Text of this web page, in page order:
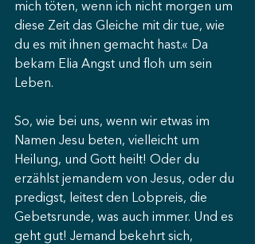
mich töten, wenn ich nicht morgen um
diese Zeit das Gleiche mit dir tue, wie
du es mit ihnen gemacht hast.« Da
bekam Elia Angst und floh um sein
Leben.
So, wie bei uns, wenn wir etwas im
Namen Jesu beten, vielleicht um
Heilung, und Gott heilt! Oder du
erzählst jemandem von Jesus, oder du
predigst, leitest den Lobpreis, die
Gebetsrunde, was auch immer. Und es
geht gut! Jemand bekehrt sich,